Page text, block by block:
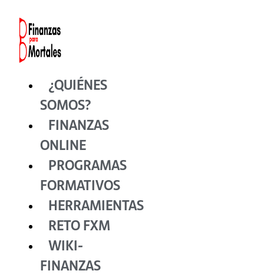
contenido
¿QUIÉNES
SOMOS?
FINANZAS
ONLINE
PROGRAMAS
FORMATIVOS
HERRAMIENTAS
RETO FXM
WIKI-
FINANZAS